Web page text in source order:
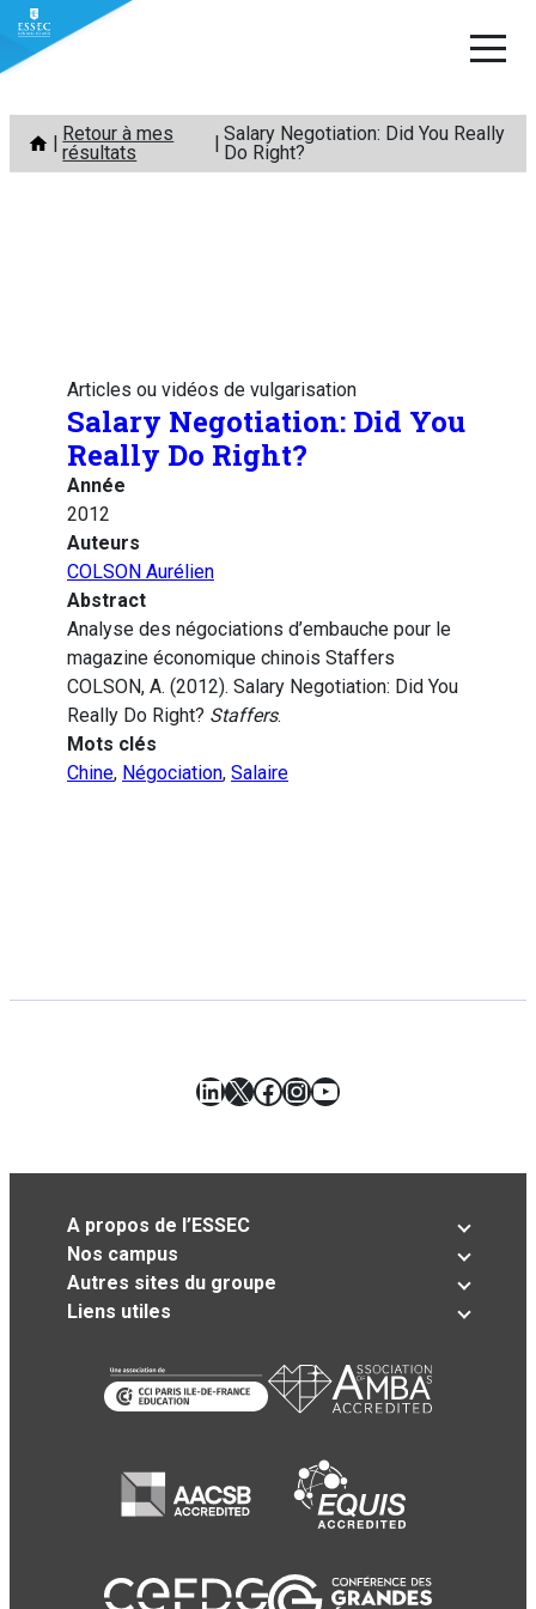
Aller
contenu
Retour à mes
résultats
Salary Negotiation: Did You Really
Do Right?
Articles ou vidéos de vulgarisation
Salary Negotiation: Did You
Really Do Right?
Année
2012
Auteurs
COLSON Aurélien
Abstract
Analyse des négociations d’embauche pour le
magazine économique chinois Staffers
COLSON, A. (2012). Salary Negotiation: Did You
Really Do Right? Staffers.
Mots clés
Chine, Négociation, Salaire
LinkedIn
X Facebook
Instagram
YouTube
A propos de l’ESSEC
Nos campus
Autres sites du groupe
Liens utiles